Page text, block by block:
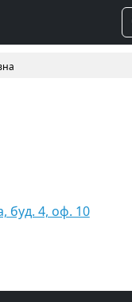
буд. 4, оф. 10